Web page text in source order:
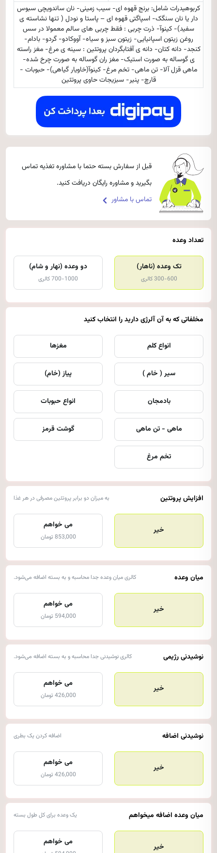
کربوهیدرات شامل: برنج قهوه ای- سیب زمینی- نان ساندویچی سبوس
دار یا نان سنگک- اسپاگتی قهوه ای – پاستا و نودل ( تنها نشاسته ی
سفید)- کینوآ- ذرت چربی : فقط چربی های سالم معمولا در سس
روغن زیتون اسپانیایی- زیتون سبز و سیاه- آووکادو- گردو- بادام-
کنجد- دانه کتان- دانه ی آفتابگردان پروتئین : سینه ی مرغ- مغز راسته
ی گوساله به صورت استیک- مغز ران گوساله به صورت چرخ شده-
ماهی قزل آلا- تن ماهی- تخم مرغ- کینوآ(خاویار گیاهی)- حبوبات -
قارچ- پنیر- سبزیجات حاوی پروتئین
قبل از سفارش بسته حتما با مشاوره تغذیه تماس
بگیرید و مشاوره رایگان دریافت کنید.
تماس با مشاور
تعداد وعده
تک وعده (ناهار)
300-600 کالری
دو وعده (نهار و شام)
700-1000 کالری
مخلفاتی که به آن آلرژی دارید را انتخاب کنید
انواع کلم مغزها
سیر ( خام ) پیاز (خام)
بادمجان انواع حبوبات
ماهی - تن ماهی گوشت قرمز
تخم مرغ
افزایش پروتئین به میزان دو برابر پروتئین مصرفی در هر غذا
خیر
می خواهم
853,000 تومان
میان وعده کالری میان وعده جدا محاسبه و به بسته اضافه می‌شود.
خیر
می خواهم
594,000 تومان
نوشیدنی‌ رژیمی کالری نوشیدنی جدا محاسبه و به بسته اضافه می‌شود.
خیر
می خواهم
426,000 تومان
نوشیدنی اضافه اضافه کردن یک بطری
خیر
می خواهم
426,000 تومان
میان وعده اضافه میخواهم یک وعده برای کل طول بسته
خیر
می خواهم